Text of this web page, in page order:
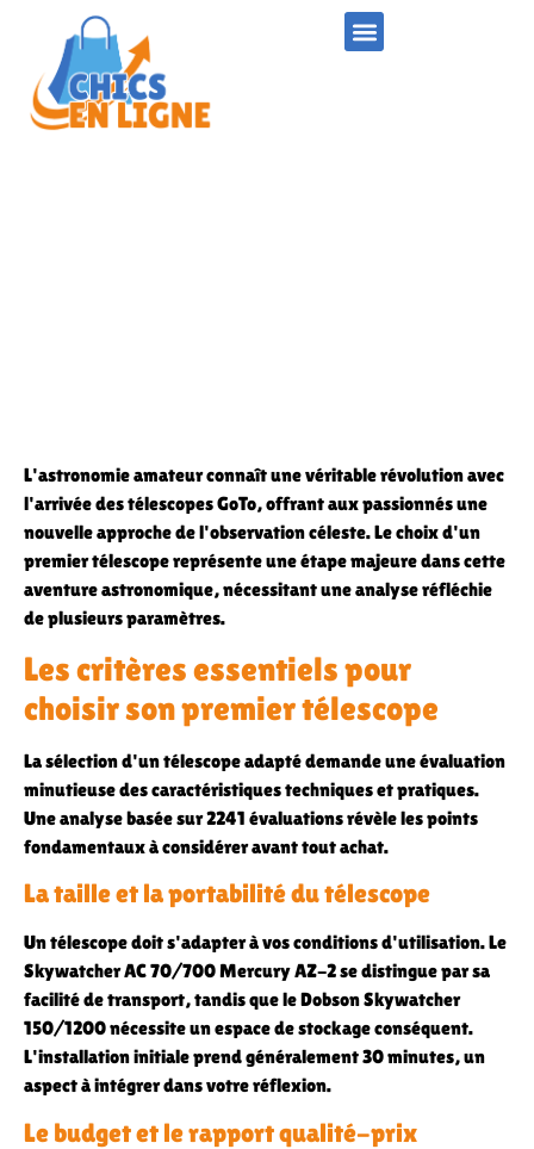
L'astronomie amateur connaît une véritable révolution avec
l'arrivée des télescopes GoTo, offrant aux passionnés une
nouvelle approche de l'observation céleste. Le choix d'un
premier télescope représente une étape majeure dans cette
aventure astronomique, nécessitant une analyse réfléchie
de plusieurs paramètres.
Les critères essentiels pour
choisir son premier télescope
La sélection d'un télescope adapté demande une évaluation
minutieuse des caractéristiques techniques et pratiques.
Une analyse basée sur 2241 évaluations révèle les points
fondamentaux à considérer avant tout achat.
La taille et la portabilité du télescope
Un télescope doit s'adapter à vos conditions d'utilisation. Le
Skywatcher AC 70/700 Mercury AZ-2 se distingue par sa
facilité de transport, tandis que le Dobson Skywatcher
150/1200 nécessite un espace de stockage conséquent.
L'installation initiale prend généralement 30 minutes, un
aspect à intégrer dans votre réflexion.
Le budget et le rapport qualité-prix